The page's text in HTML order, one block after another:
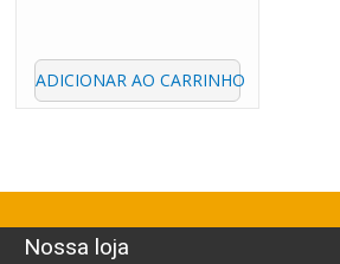
ADICIONAR AO CARRINHO
Nossa loja